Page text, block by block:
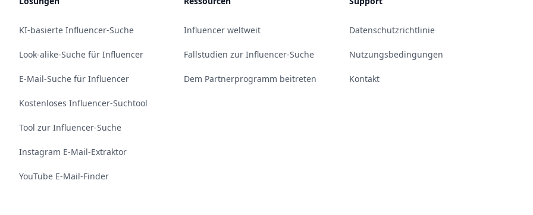
KI-basierte Influencer-Suche
Look-alike-Suche für Influencer
E-Mail-Suche für Influencer
Kostenloses Influencer-Suchtool
Tool zur Influencer-Suche
Instagram E-Mail-Extraktor
YouTube E-Mail-Finder
Influencer weltweit
Fallstudien zur Influencer-Suche
Dem Partnerprogramm beitreten
Datenschutzrichtlinie
Nutzungsbedingungen
Kontakt